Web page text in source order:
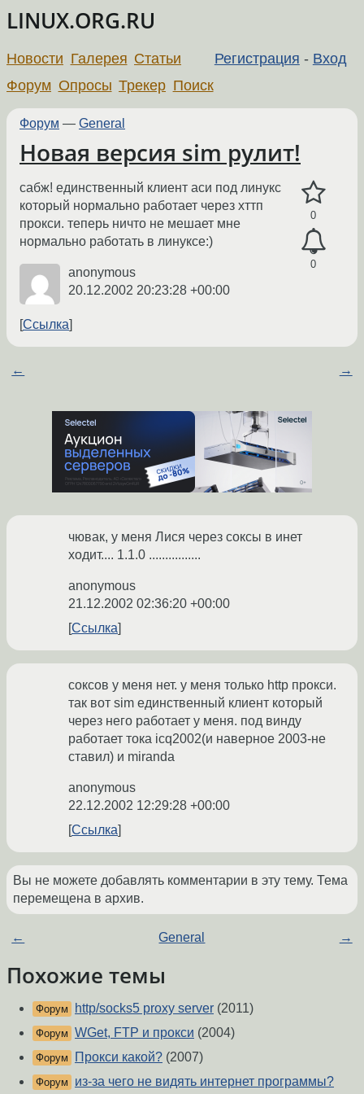
LINUX.ORG.RU
Регистрация - Вход
Новости Галерея Статьи
Форум Опросы Трекер Поиск
Форум — General
Новая версия sim рулит!
0
0
сабж! единственный клиент аси под линукс
который нормально работает через хттп
прокси. теперь ничто не мешает мне
нормально работать в линуксе:)
anonymous
20.12.2002 20:23:28 +00:00
Ссылка
← →
чювак, у меня Лися через соксы в инет
ходит.... 1.1.0 ................
anonymous
21.12.2002 02:36:20 +00:00
Ссылка
соксов у меня нет. у меня только http прокси.
так вот sim единственный клиент который
через него работает у меня. под винду
работает тока icq2002(и наверное 2003-не
ставил) и miranda
anonymous
22.12.2002 12:29:28 +00:00
Ссылка
Вы не можете добавлять комментарии в эту тему. Тема
перемещена в архив.
← General →
Похожие темы
Форум http/socks5 proxy server (2011)
Форум WGet, FTP и прокси (2004)
Форум Прокси какой? (2007)
Форум
из-за чего не видять интернет программы?